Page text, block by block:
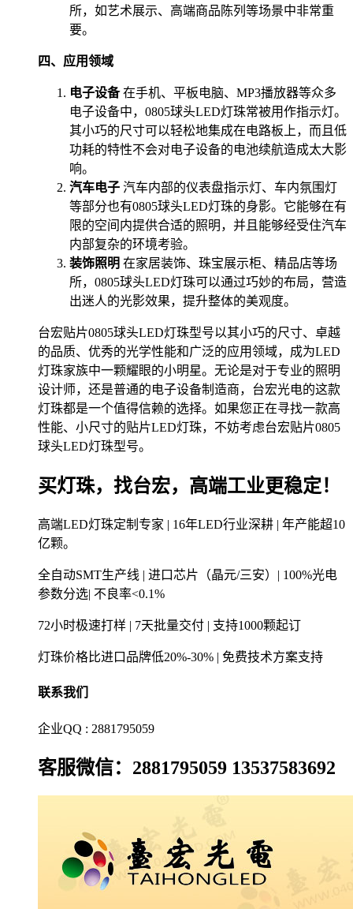
所，如艺术展示、高端商品陈列等场景中非常重
要。
四、应用领域
电子设备在手机、平板电脑、MP3播放器等众多
电子设备中，0805球头LED灯珠常被用作指示灯。
其小巧的尺寸可以轻松地集成在电路板上，而且低
功耗的特性不会对电子设备的电池续航造成太大影
响。
汽车电子 汽车内部的仪表盘指示灯、车内氛围灯
等部分也有0805球头LED灯珠的身影。它能够在有
限的空间内提供合适的照明，并且能够经受住汽车
内部复杂的环境考验。
装饰照明 在家居装饰、珠宝展示柜、精品店等场
所，0805球头LED灯珠可以通过巧妙的布局，营造
出迷人的光影效果，提升整体的美观度。
台宏贴片0805球头LED灯珠型号以其小巧的尺寸、卓越
的品质、优秀的光学性能和广泛的应用领域，成为LED
灯珠家族中一颗耀眼的小明星。无论是对于专业的照明
设计师，还是普通的电子设备制造商，台宏光电的这款
灯珠都是一个值得信赖的选择。如果您正在寻找一款高
性能、小尺寸的贴片LED灯珠，不妨考虑台宏贴片0805
球头LED灯珠型号。
买灯珠，找台宏，高端工业更稳定！
高端LED灯珠定制专家 | 16年LED行业深耕 | 年产能超10
亿颗。
全自动SMT生产线 | 进口芯片（晶元/三安）| 100%光电
参数分选| 不良率<0.1%
72小时极速打样 | 7天批量交付 | 支持1000颗起订
灯珠价格比进口品牌低20%-30% | 免费技术方案支持
联系我们
企业QQ : 2881795059
客服微信：2881795059 13537583692